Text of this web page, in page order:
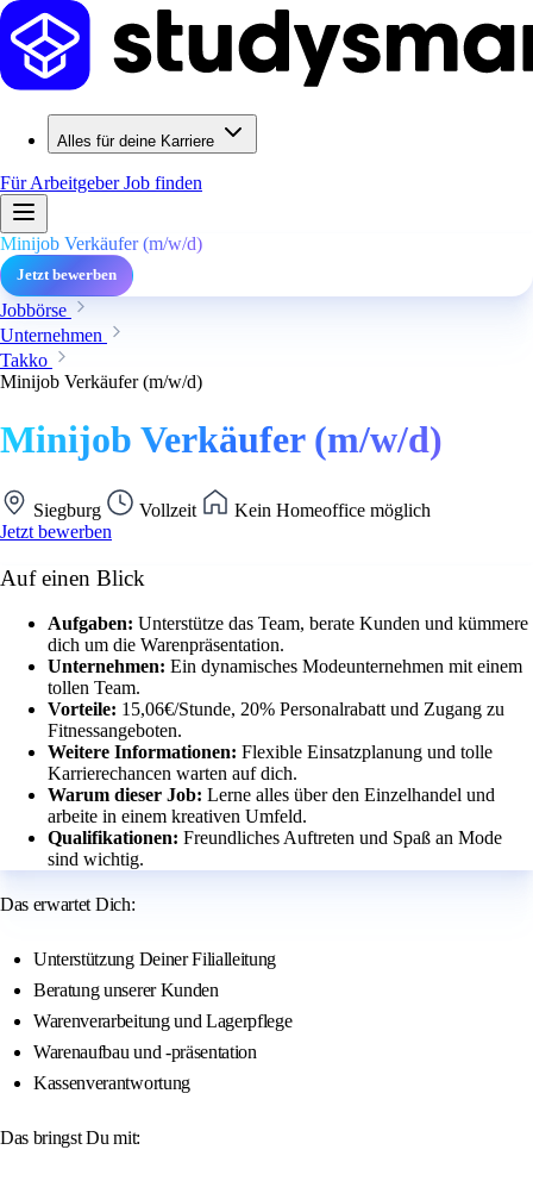
Alles für deine Karriere
Für ArbeitgeberJob finden
Minijob Verkäufer (m/w/d)
Jetzt bewerben
Jobbörse
Unternehmen
Takko
Minijob Verkäufer (m/w/d)
Minijob Verkäufer (m/w/d)
Siegburg Vollzeit
Kein Homeoffice möglich
Jetzt bewerben
Auf einen Blick
Aufgaben: Unterstütze das Team, berate Kunden und kümmere
dich um die Warenpräsentation.
Unternehmen: Ein dynamisches Modeunternehmen mit einem
tollen Team.
Vorteile: 15,06€/Stunde, 20% Personalrabatt und Zugang zu
Fitnessangeboten.
Weitere Informationen: Flexible Einsatzplanung und tolle
Karrierechancen warten auf dich.
Warum dieser Job: Lerne alles über den Einzelhandel und
arbeite in einem kreativen Umfeld.
Qualifikationen: Freundliches Auftreten und Spaß an Mode
sind wichtig.
Das erwartet Dich:
Unterstützung Deiner Filialleitung
Beratung unserer Kunden
Warenverarbeitung und Lagerpflege
Warenaufbau und -präsentation
Kassenverantwortung
Das bringst Du mit: